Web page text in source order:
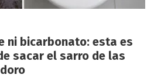
ni bicarbonato: esta es
sacar el sarro de las